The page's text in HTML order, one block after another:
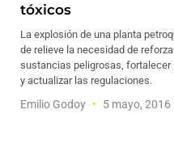
tóxicos
La explosión de una planta
de relieve la necesidad de
sustancias peligrosas,
y actualizar las regulaciones.
Emilio Godoy 5 mayo, 2016